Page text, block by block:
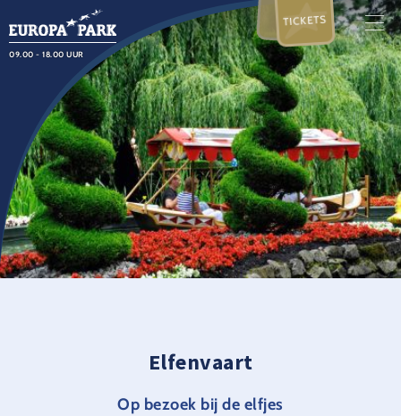
09.00 - 18.00 UUR
TICKETS
Elfenvaart
Op bezoek bij de elfjes